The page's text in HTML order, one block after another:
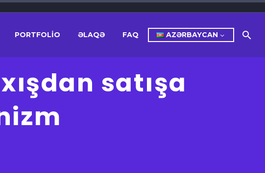
PORTFOLİO ƏLAQƏ FAQ AZƏRBAYCAN
satışa